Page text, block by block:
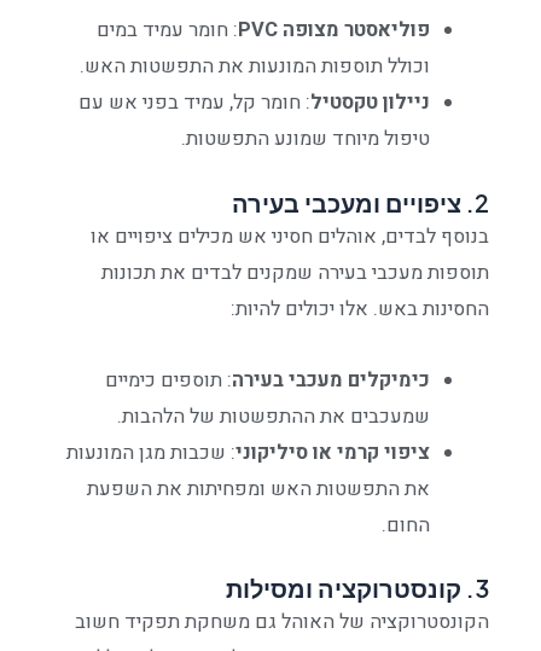
פוליאסטר מצופה PVC
: חומר עמיד במים
וכולל תוספות המונעות את התפשטות האש.
ניילון טקסטיל: חומר קל, עמיד בפני אש עם
טיפול מיוחד שמונע התפשטות.
2. ציפויים ומעכבי בעירה
בנוסף לבדים, אוהלים חסיני אש מכילים ציפויים או
תוספות מעכבי בעירה שמקנים לבדים את תכונות
החסינות באש. אלו יכולים להיות:
כימיקלים מעכבי בעירה: תוספים כימיים
שמעכבים את ההתפשטות של הלהבות.
ציפוי קרמי או סיליקוני: שכבות מגן המונעות
את התפשטות האש ומפחיתות את השפעת
החום.
3. קונסטרוקציה ומסילות
הקונסטרוקציה של האוהל גם משחקת תפקיד חשוב